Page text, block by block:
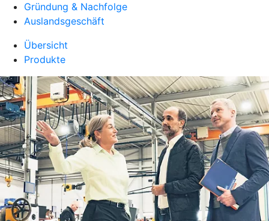
Gründung & Nachfolge
Auslandsgeschäft
Übersicht
Produkte